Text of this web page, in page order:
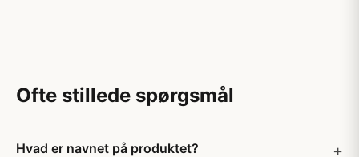
Ofte stillede spørgsmål
Hvad er navnet på produktet?